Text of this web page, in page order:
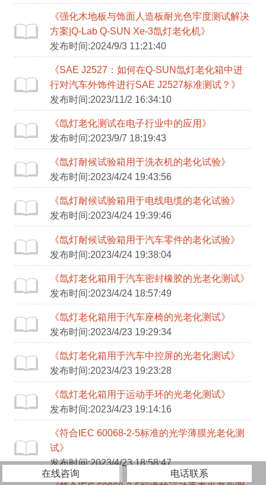
《强化木地板与饰面人造板耐光色牢度测试解决
方案|Q-Lab Q-SUN Xe-3氙灯老化机》
发布时间:2024/9/3 11:21:40
《SAE J2527：如何在Q-SUN氙灯老化箱中进
行对汽车外饰件进行SAE J2527标准测试？》
发布时间:2023/11/2 16:34:10
《氙灯老化测试在电子行业中的应用》
发布时间:2023/9/7 18:19:43
《氙灯耐候试验箱用于洗衣机的老化试验》
发布时间:2023/4/24 19:43:56
《氙灯耐候试验箱用于电线电缆的老化试验》
发布时间:2023/4/24 19:39:46
《氙灯耐候试验箱用于汽车零件的老化试验》
发布时间:2023/4/24 19:38:04
《氙灯老化箱用于汽车密封橡胶的光老化测试》
发布时间:2023/4/24 18:57:49
《氙灯老化箱用于汽车座椅的光老化测试》
发布时间:2023/4/23 19:29:34
《氙灯老化箱用于汽车中控屏的光老化测试》
发布时间:2023/4/23 19:23:28
《氙灯老化箱用于运动手环的光老化测试》
发布时间:2023/4/23 19:14:16
《符合IEC 60068-2-5标准的光学薄膜光老化测
试》
发布时间:2023/4/23 18:58:47
在线咨询 电话联系